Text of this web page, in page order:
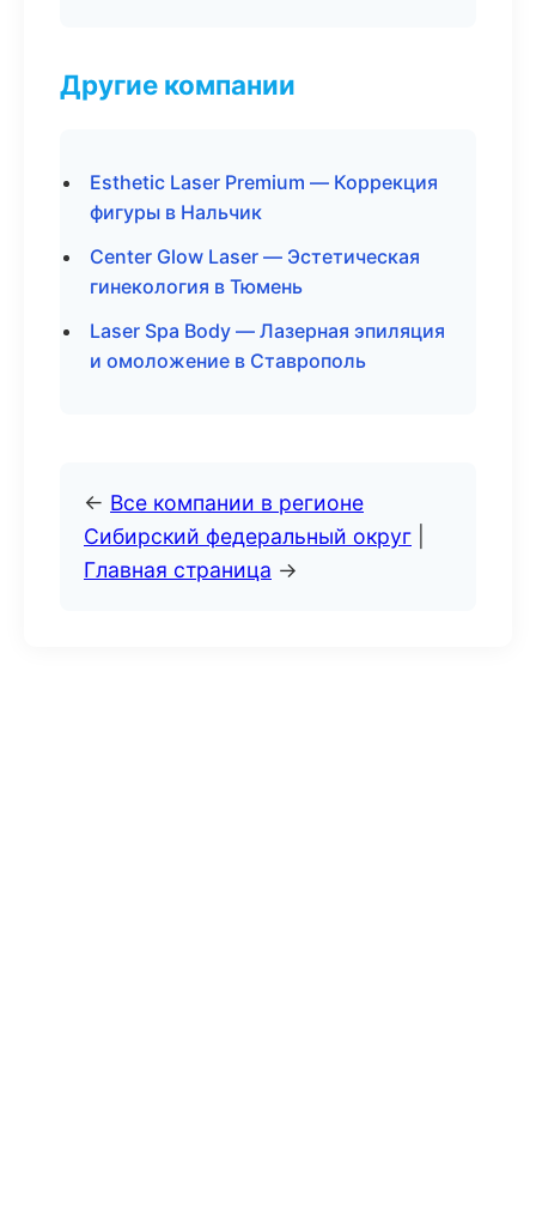
Другие компании
Esthetic Laser Premium — Коррекция
фигуры в Нальчик
Center Glow Laser — Эстетическая
гинекология в Тюмень
Laser Spa Body — Лазерная эпиляция
и омоложение в Ставрополь
← Все компании в регионе
Сибирский федеральный округ
Главная страница →